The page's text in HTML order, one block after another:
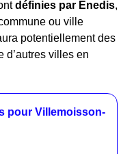
définies par Enedis,
ou ville
potentiellement des
d’autres villes en
pour Villemoisson-